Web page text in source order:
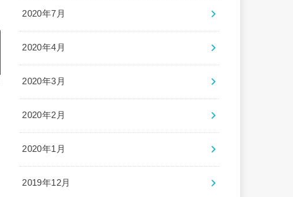
2020年7月
2020年4月
2020年3月
2020年2月
2020年1月
2019年12月